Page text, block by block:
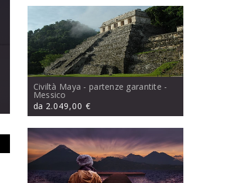
Civiltà Maya - partenze garantite -
Messico
da 2.049,00 €